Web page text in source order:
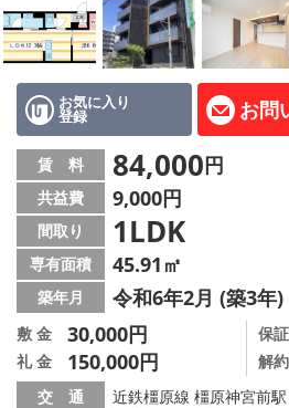
AcePlanner公式ライン
SNS
スタッフ紹介
リフォーム のことなら！
オーナー様へ
住宅型有料老人 Ｆｌｅｕｒａｇｅ
店舗情報·アクセス
会社概要
お気に入り
登録 お問
賃 料 84,000円
共益費 9,000円
間取り 1LDK
専有面積 45.91㎡
築年月 令和6年2月 (築3年)
敷 金 30,000円
礼 金 150,000円
保
解
交 通
近鉄橿原線 橿原神宮前